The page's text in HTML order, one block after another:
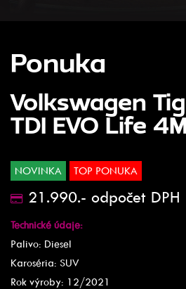
Ponuka
Volkswagen
TDI EVO Life
NOVINKA TOP PONUKA
21.990.- odpočet
Technické údaje:
Palivo: Diesel
Karoséria: SUV
Rok výroby: 12/2021